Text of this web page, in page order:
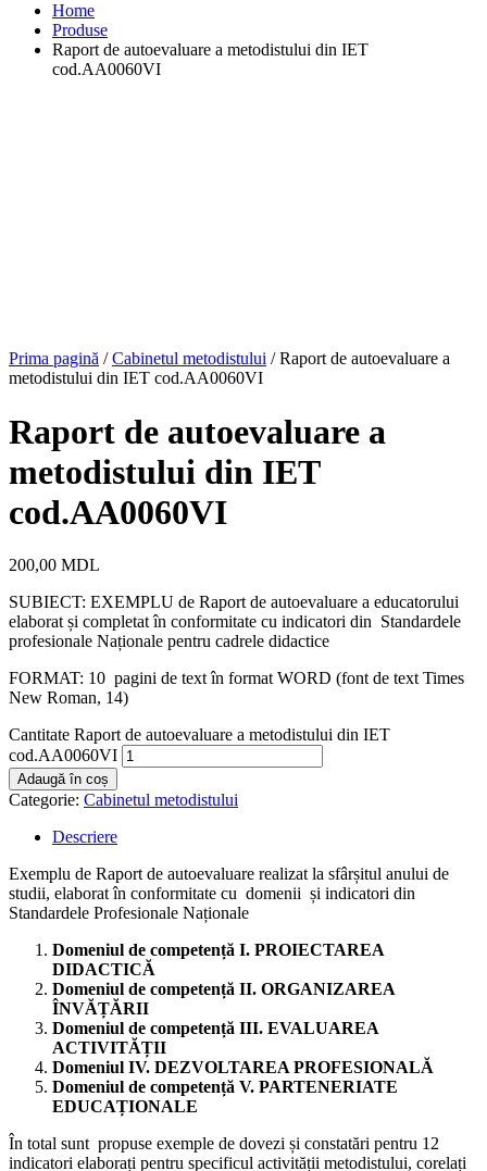
Home
Produse
Raport de autoevaluare a metodistului din IET
cod.AA0060VI
Prima pagină /Cabinetul metodistului / Raport de autoevaluare a
metodistului din IET cod.AA0060VI
Raport de autoevaluare a
metodistului din IET
cod.AA0060VI
200,00 MDL
SUBIECT: EXEMPLU de Raport de autoevaluare a educatorului
elaborat și completat în conformitate cu indicatori din Standardele
profesionale Naționale pentru cadrele didactice
FORMAT: 10 pagini de text în format WORD (font de text Times
New Roman, 14)
Cantitate Raport de autoevaluare a metodistului din IET
cod.AA0060VI
Adaugă în coș
Categorie: Cabinetul metodistului
Descriere
Exemplu de Raport de autoevaluare realizat la sfârșitul anului de
studii, elaborat în conformitate cu domenii și indicatori din
Standardele Profesionale Naționale
Domeniul de competență I. PROIECTAREA
DIDACTICĂ
Domeniul de competență II. ORGANIZAREA
ÎNVĂȚĂRII
Domeniul de competență III. EVALUAREA
ACTIVITĂȚII
Domeniul IV. DEZVOLTAREA PROFESIONALĂ
Domeniul de competență V. PARTENERIATE
EDUCAȚIONALE
În total sunt propuse exemple de dovezi și constatări pentru 12
indicatori elaborați pentru specificul activității metodistului, corelați